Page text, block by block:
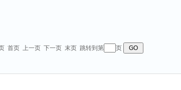
首页 上一页 下一页 末页 跳转到第 页